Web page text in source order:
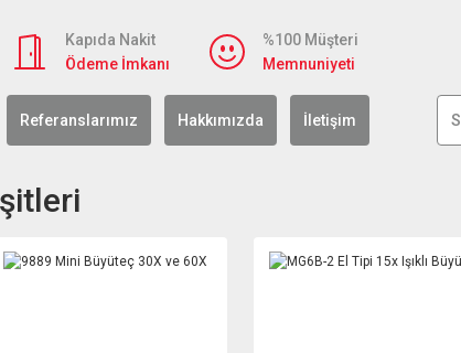
Kapıda Nakit
Ödeme İmkanı
%100 Müşteri
Memnuniyeti
Referanslarımız Hakkımızda İletişim